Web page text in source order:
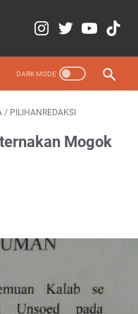
/ PILIHANREDAKSI
Mogok